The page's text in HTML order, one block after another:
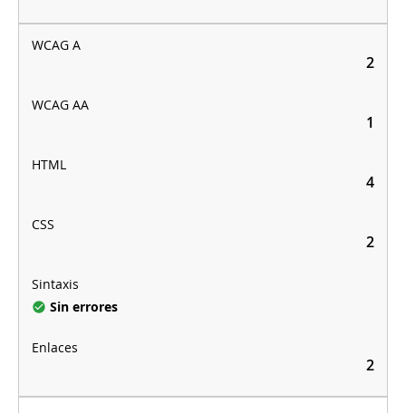
2
1
4
2
Sin errores
2